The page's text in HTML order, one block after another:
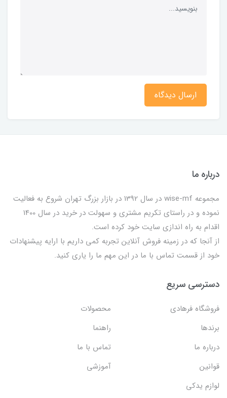
ارسال دیدگاه
درباره ما
مجموعه wise-mf در سال 1392 در بازار بزرگ تهران شروع به فعالیت
نموده و در راستای تکریم مشتری و سهولت در خرید در سال 1400
اقدام به راه اندازی سایت خود کرده است.
از آنجا که در زمینه فروش آنلاین تجربه کمی داریم با ارایه پیشنهادات
خود از قسمت تماس با ما در این مهم ما را یاری کنید.
دسترسی سریع
فروشگاه فرهادی
محصولات
برندها
راهنما
درباره ما
تماس با ما
قوانین
آموزشی
لوازم یدکی